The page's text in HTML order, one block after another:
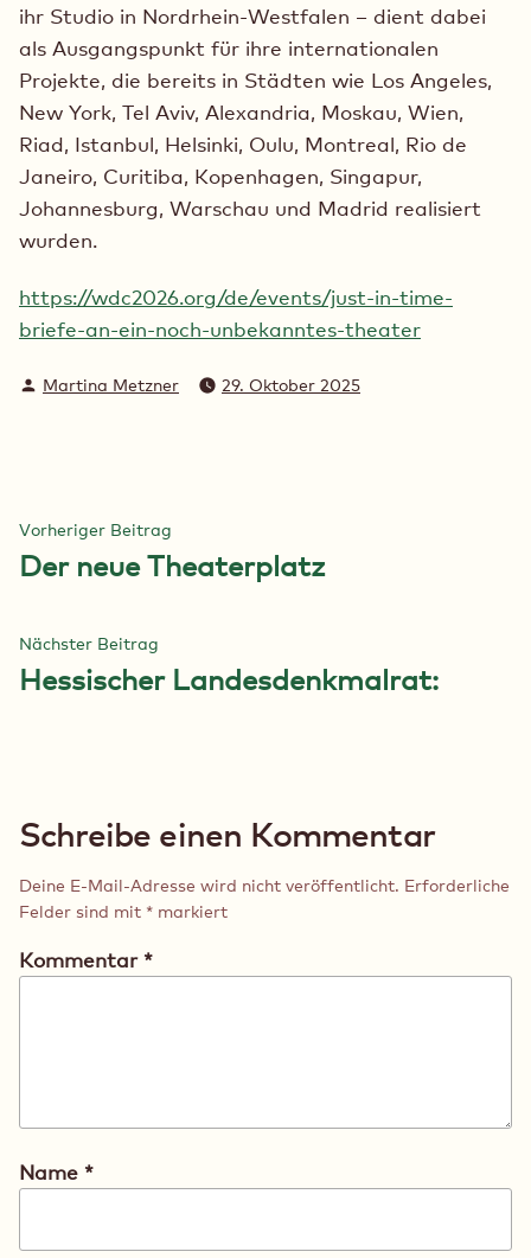
ihr Studio in Nordrhein-Westfalen – dient dabei
als Ausgangspunkt für ihre internationalen
Projekte, die bereits in Städten wie Los Angeles,
New York, Tel Aviv, Alexandria, Moskau, Wien,
Riad, Istanbul, Helsinki, Oulu, Montreal, Rio de
Janeiro, Curitiba, Kopenhagen, Singapur,
Johannesburg, Warschau und Madrid realisiert
wurden.
https://wdc2026.org/de/events/just-in-time-
briefe-an-ein-noch-unbekanntes-theater
Verfasst
Martina Metzner 29. Oktober 2025
Beitragsnavigation
Vorheriger Beitrag
Beitrag:
Der neue Theaterplatz
Nächster Beitrag
Beitrag:
Hessischer Landesdenkmalrat:
Schreibe einen Kommentar
Deine E-Mail-Adresse wird nicht veröffentlicht. Erforderliche
Felder sind mit * markiert
Kommentar *
Name *